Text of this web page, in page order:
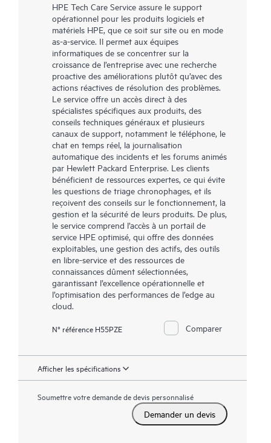
HPE Tech Care Service assure le support
opérationnel pour les produits logiciels et
matériels HPE, que ce soit sur site ou en mode
as-a-service. Il permet aux équipes
informatiques de se concentrer sur la
croissance de l’entreprise avec une recherche
proactive des améliorations plutôt qu’avec des
actions réactives de résolution des problèmes.
Le service offre un accès direct à des
spécialistes spécifiques aux produits, des
conseils techniques généraux et plusieurs
canaux de support, notamment le téléphone, le
chat en temps réel, la journalisation
automatique des incidents et les forums animés
par Hewlett Packard Enterprise. Les clients
bénéficient de ressources expertes, ce qui évite
les questions de triage chronophages, et ils
reçoivent des conseils sur le fonctionnement, la
gestion et la sécurité de leurs produits. De plus,
le service comprend l’accès à un portail de
service HPE optimisé, qui offre des données
exploitables, une gestion des actifs, des outils
en libre-service et des ressources de
connaissances dûment sélectionnées,
garantissant l’excellence opérationnelle et
l’optimisation des performances de l’edge au
cloud.
N° référence H55PZE Comparer
Afficher les spécifications
Soumettre votre demande de devis personnalisé
Demander un devis